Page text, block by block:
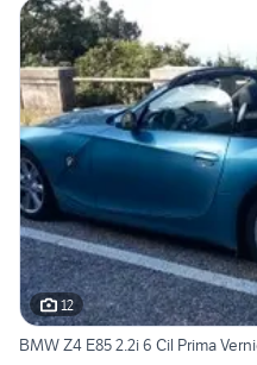
12
BMW Z4 E85 2.2i 6 Cil Prima